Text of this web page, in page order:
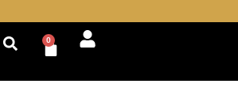
0
Cart